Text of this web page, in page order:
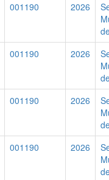
001190 2026
001190 2026
001190 2026
001190 2026